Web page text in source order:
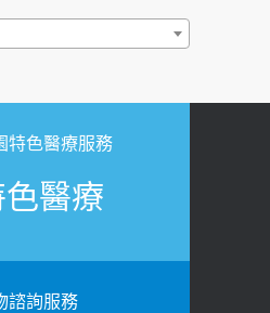
瘡?醫談瘍瘍瘻管與肛
眾可做1事
壓飆高
恐罹癌? 醫師釋
按脖子！ 1招「伸
間易跌倒
特色醫療服務
色醫療
諮詢服務